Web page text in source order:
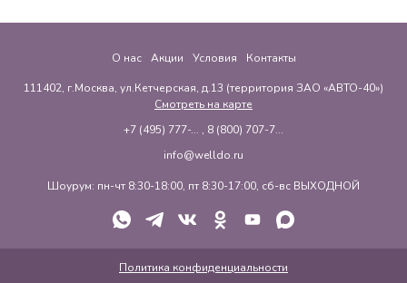
О нас Акции Условия Контакты
111402, г.Москва, ул.Кетчерская, д.13 (территория ЗАО «АВТО-40»)
Смотреть на карте
+7 (495) 777-... , 8 (800) 707-7...
info@welldo.ru
Шоурум: пн-чт 8:30-18:00, пт 8:30-17:00, сб-вс ВЫХОДНОЙ
Политика конфиденциальности